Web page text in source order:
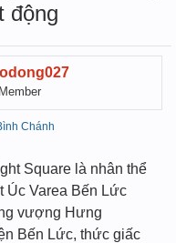
động
Chánh
Square là nhân thể
Úc Varea Bến Lức
vượng Hưng
Bến Lức, thức giấc